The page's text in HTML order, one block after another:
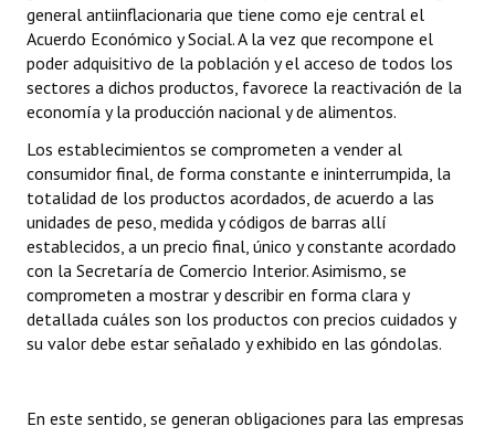
general antiinflacionaria que tiene como eje central el
Acuerdo Económico y Social. A la vez que recompone el
poder adquisitivo de la población y el acceso de todos los
sectores a dichos productos, favorece la reactivación de la
economía y la producción nacional y de alimentos.
Los establecimientos se comprometen a vender al
consumidor final, de forma constante e ininterrumpida, la
totalidad de los productos acordados, de acuerdo a las
unidades de peso, medida y códigos de barras allí
establecidos, a un precio final, único y constante acordado
con la Secretaría de Comercio Interior. Asimismo, se
comprometen a mostrar y describir en forma clara y
detallada cuáles son los productos con precios cuidados y
su valor debe estar señalado y exhibido en las góndolas.
En este sentido, se generan obligaciones para las empresas